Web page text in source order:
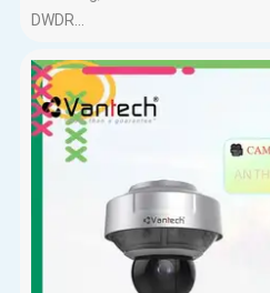
DWDR...